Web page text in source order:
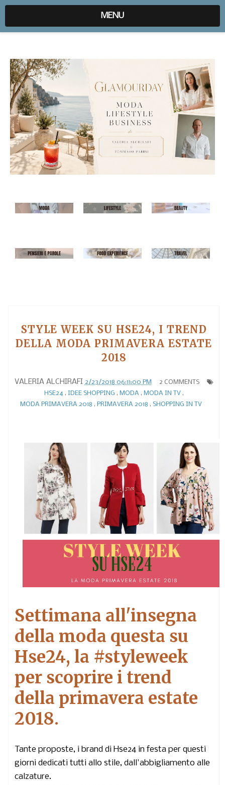
expr:lang=it;data:blog.locale
MENU
STYLE WEEK SU HSE24, I TREND
DELLA MODA PRIMAVERA ESTATE
2018
VALERIA ALCHIRAFI 2/23/2018 06:11:00 PM
2 COMMENTS
HSE24 , IDEE SHOPPING , MODA , MODA IN TV,
MODA PRIMAVERA 2018 , PRIMAVERA 2018 , SHOPPING IN TV
Settimana all'insegna
della moda questa su
Hse24, la #styleweek
per scoprire i trend
della primavera estate
2018.
Tante proposte, i brand di Hse24 in festa per questi
giorni dedicati tutti allo stile, dall'abbigliamento alle
calzature.